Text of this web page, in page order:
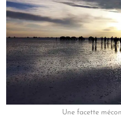
Une facette